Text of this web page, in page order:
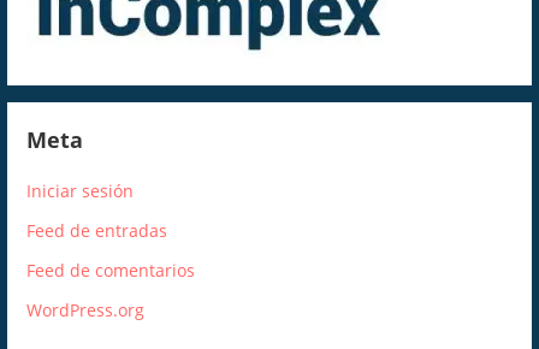
Meta
Iniciar sesión
Feed de entradas
Feed de comentarios
WordPress.org